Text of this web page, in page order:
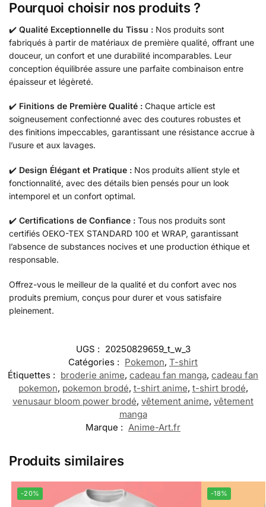
Pourquoi choisir nos produits ?
✔️ Qualité Exceptionnelle du Tissu : Nos produits sont
fabriqués à partir de matériaux de première qualité, offrant une
douceur, un confort et une durabilité incomparables. Leur
conception équilibrée assure une parfaite combinaison entre
épaisseur et légèreté.
✔️ Finitions de Première Qualité : Chaque article est
soigneusement confectionné avec des coutures robustes et
des finitions impeccables, garantissant une résistance accrue à
l’usure et aux lavages.
✔️ Design Élégant et Pratique : Nos produits allient style et
fonctionnalité, avec des détails bien pensés pour un look
intemporel et un confort optimal.
✔️ Certifications de Confiance : Tous nos produits sont
certifiés OEKO-TEX STANDARD 100 et WRAP, garantissant
l’absence de substances nocives et une production éthique et
responsable.
Offrez-vous le meilleur de la qualité et du confort avec nos
produits premium, conçus pour durer et vous satisfaire
pleinement.
UGS : 20250829659_t_w_3
Catégories : Pokemon, T-shirt
Étiquettes : broderie anime, cadeau fan manga, cadeau fan
pokemon, pokemon brodé, t-shirt anime, t-shirt brodé,
venusaur bloom power brodé, vêtement anime, vêtement
manga
Marque : Anime-Art.fr
Produits similaires
-20% -18%